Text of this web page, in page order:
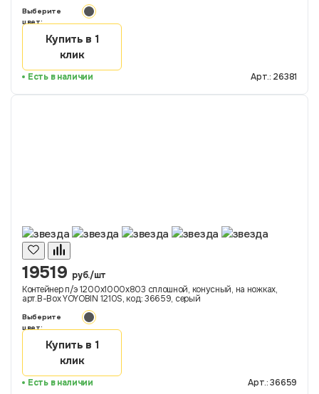
Выберите
цвет:
Купить в 1
клик
Есть в наличии Арт.: 26381
19519 руб./шт
Контейнер п/э 1200х1000х803 сплошной, конусный, на ножках,
арт.B-Box YOYOBIN 1210S, код: 36659, серый
Выберите
цвет:
Купить в 1
клик
Есть в наличии Арт.: 36659